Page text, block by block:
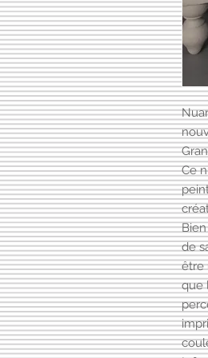
Ce
de
être
que